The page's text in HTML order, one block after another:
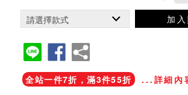
加
全站一件7折，滿3件55折
...詳細內